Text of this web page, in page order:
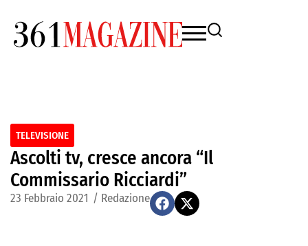
TELEVISIONE
Ascolti tv, cresce ancora “Il
Commissario Ricciardi”
23 Febbraio 2021 / Redazione